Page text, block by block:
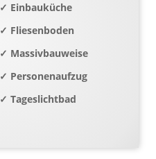
✓ Einbauküche
✓ Fliesenboden
✓ Massivbauweise
✓ Personenaufzug
✓ Tageslichtbad